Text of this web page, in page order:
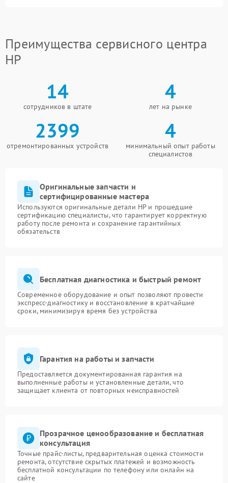
Преимущества сервисного центра
HP
14
сотрудников в штате
4
лет на рынке
2399
отремонтированных устройств
4
минимальный опыт работы
специалистов
Оригинальные запчасти и
сертифицированные мастера
Используются оригинальные детали HP и прошедшие
сертификацию специалисты, что гарантирует корректную
работу после ремонта и сохранение гарантийных
обязательств
Бесплатная диагностика и быстрый ремонт
Современное оборудование и опыт позволяют провести
экспресс-диагностику и восстановление в кратчайшие
сроки, минимизируя время без устройства
Гарантия на работы и запчасти
Предоставляется документированная гарантия на
выполненные работы и установленные детали, что
защищает клиента от повторных неисправностей
Прозрачное ценообразование и бесплатная
консультация
Точные прайс-листы, предварительная оценка стоимости
ремонта, отсутствие скрытых платежей и возможность
бесплатной консультации по телефону или онлайн на
сайте